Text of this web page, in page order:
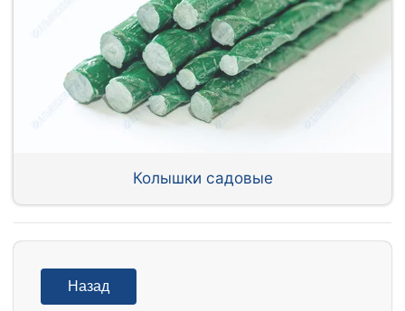
Колышки садовые
Назад